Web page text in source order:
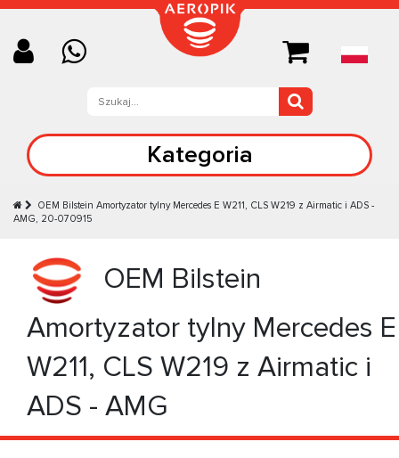
Kategoria
OEM Bilstein Amortyzator tylny Mercedes E W211, CLS W219 z Airmatic i ADS -
AMG, 20-070915
OEM Bilstein
Amortyzator tylny Mercedes E
W211, CLS W219 z Airmatic i
ADS - AMG